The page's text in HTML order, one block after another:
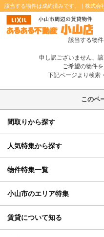
温水洗浄便座
追焚きバス
TVインターホン
二人入居可
該当する物件は成約済みです。｜株式会
該当する物件
申し訳ございません、
ご希望の物件
下記ページより検索
このペ
間取りから探す
人気特集から探す
物件特集一覧
小山市のエリア特集
賃貸について知る